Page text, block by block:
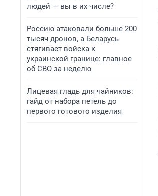
людей — вы в их числе?
Россию атаковали больше 200
тысяч дронов, а Беларусь
стягивает войска к
украинской границе: главное
об СВО за неделю
Лицевая гладь для чайников:
гайд от набора петель до
первого готового изделия